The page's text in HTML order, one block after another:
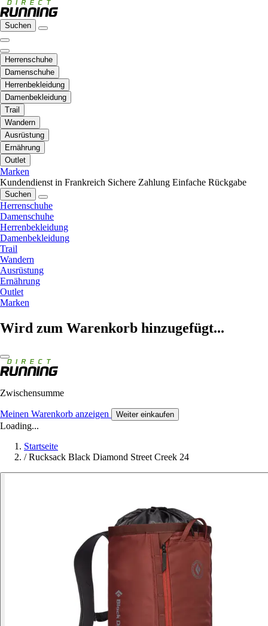
Suchen
Herrenschuhe
Damenschuhe
Herrenbekleidung
Damenbekleidung
Trail
Wandern
Ausrüstung
Ernährung
Outlet
Marken
Kundendienst in Frankreich Sichere Zahlung Einfache Rückgabe
Suchen
Herrenschuhe
Damenschuhe
Herrenbekleidung
Damenbekleidung
Trail
Wandern
Ausrüstung
Ernährung
Outlet
Marken
Wird zum Warenkorb hinzugefügt...
Zwischensumme
Meinen Warenkorb anzeigen Weiter einkaufen
Loading...
Startseite
/ Rucksack Black Diamond Street Creek 24